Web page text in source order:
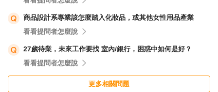
商品設計系專業該怎麼踏入化妝品，或其他女性用品產業
看看提問者怎麼說
27歲待業，未來工作要找 室內/銀行，困惑中如何是好？
看看提問者怎麼說
更多相關問題